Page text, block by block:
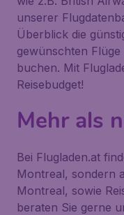
unserer
Überblick die
gewünschten
buchen. Mit
Reisebudget!
Mehr als
Bei Flugladen.at
Montreal, sondern
Montreal, sowie
beraten Sie gerne